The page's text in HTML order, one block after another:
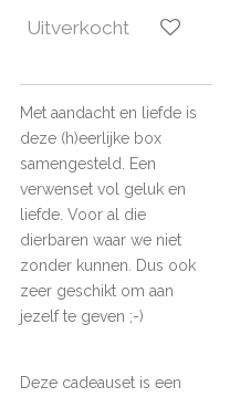
Uitverkocht
Met aandacht en liefde is
deze (h)eerlijke box
samengesteld. Een
verwenset vol geluk en
liefde. Voor al die
dierbaren waar we niet
zonder kunnen. Dus ook
zeer geschikt om aan
jezelf te geven ;-)
Deze cadeauset is een